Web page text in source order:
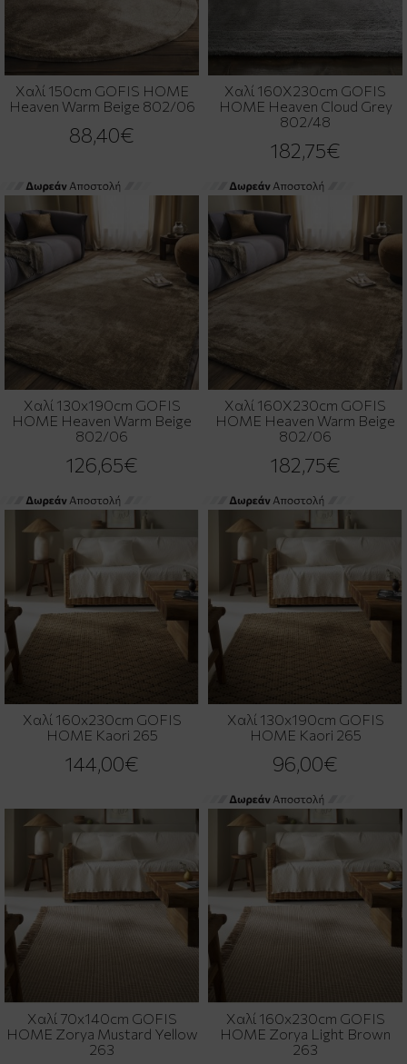
Χαλί 150cm GOFIS HOME
Heaven Warm Beige 802/06
88,40€
Χαλί 160X230cm GOFIS
HOME Heaven Cloud Grey
802/48
182,75€
Χαλί 130x190cm GOFIS
HOME Heaven Warm Beige
802/06
126,65€
Χαλί 160X230cm GOFIS
HOME Heaven Warm Beige
802/06
182,75€
Χαλί 160x230cm GOFIS
HOME Kaori 265
144,00€
Χαλί 130x190cm GOFIS
HOME Kaori 265
96,00€
Χαλί 70x140cm GOFIS
HOME Zorya Mustard Yellow
263
Χαλί 160x230cm GOFIS
HOME Zorya Light Brown
263